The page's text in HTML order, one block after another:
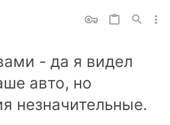
- да я видел
авто, но
незначительные.